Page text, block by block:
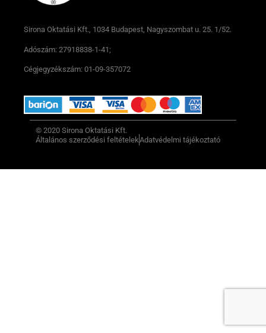
Sirona Oktatási Kft., 1034 Budapest, Nagyszombat u. 25. 1/52.
Adószám: 27918838-1-41;
Cégjegyzékszám: 01-09-357072
© 2020 Sirona Oktatási Kft.
Általános szerződési feltételekAdatvédelmi tájékoztató